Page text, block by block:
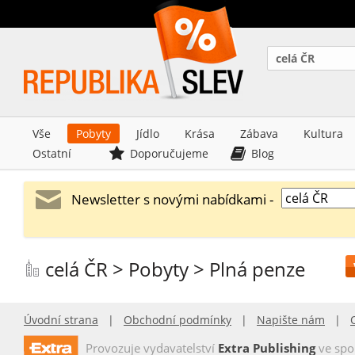
celá ČR
Vše Pobyty Jídlo Krása Zábava
Kultura
Ostatní
Doporučujeme Blog
Newsletter s novými nabídkami -
celá ČR > Pobyty > Plná penze
Úvodní strana | Obchodní podmínky | Napište nám |
Provozuje vydavatelství Extra Publishingve